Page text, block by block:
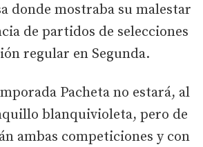
donde mostraba su malestar
de partidos de selecciones
regular en Segunda.
Pacheta no estará, al
blanquivioleta, pero de
ambas competiciones y con